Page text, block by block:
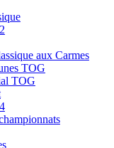
aux Carmes
TOG
TOG